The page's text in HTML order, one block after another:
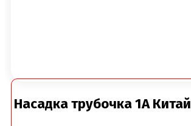
Насадка трубочка 1А Китай